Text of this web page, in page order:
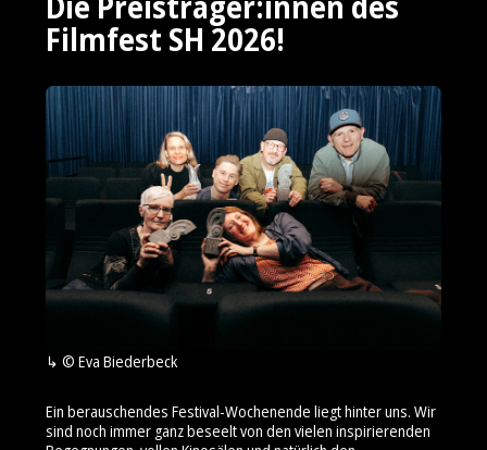
Filmfest SH 2026!
© Eva Biederbeck
Ein berauschendes Festival-Wochenende liegt hinter uns. Wir
sind noch immer ganz beseelt von den vielen inspirierenden